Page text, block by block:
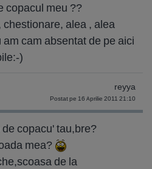
copacul meu ??
alea , alea
cam absentat de pe aici
)
reyya
Postat pe 16 Aprilie 2011 21:10
copacu' tau,bre?
mea?
de la